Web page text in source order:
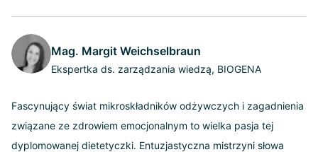
Mag. Margit Weichselbraun
Ekspertka ds. zarządzania wiedzą, BIOGENA
Fascynujący świat mikroskładników odżywczych i zagadnienia
związane ze zdrowiem emocjonalnym to wielka pasja tej
dyplomowanej dietetyczki. Entuzjastyczna mistrzyni słowa